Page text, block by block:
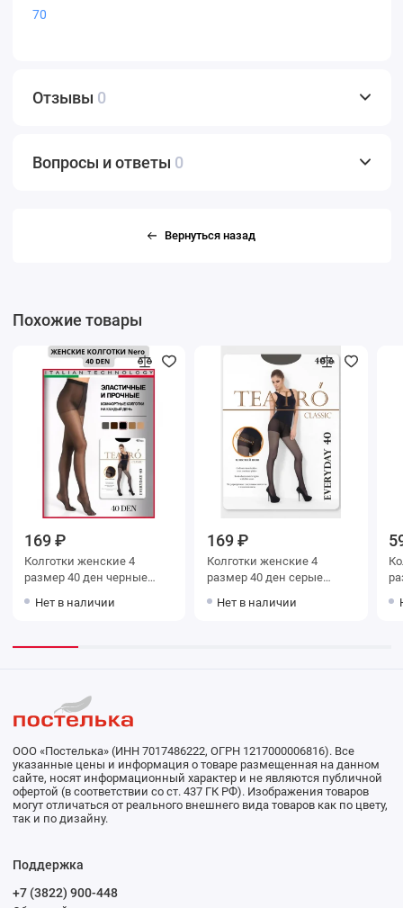
70
Отзывы 0
Вопросы и ответы 0
Вернуться назад
Похожие товары
169 ₽
Колготки женские 4
размер 40 ден черные
Нет в наличии
169 ₽
Колготки женские 4
размер 40 ден серые
Нет в наличии
ООО «Постелька» (ИНН 7017486222, ОГРН 1217000006816). Все
указанные цены и информация о товаре размещенная на данном
сайте, носят информационный характер и не являются публичной
офертой (в соответствии со ст. 437 ГК РФ). Изображения товаров
могут отличаться от реального внешнего вида товаров как по цвету,
так и по дизайну.
Поддержка
+7 (3822) 900-448